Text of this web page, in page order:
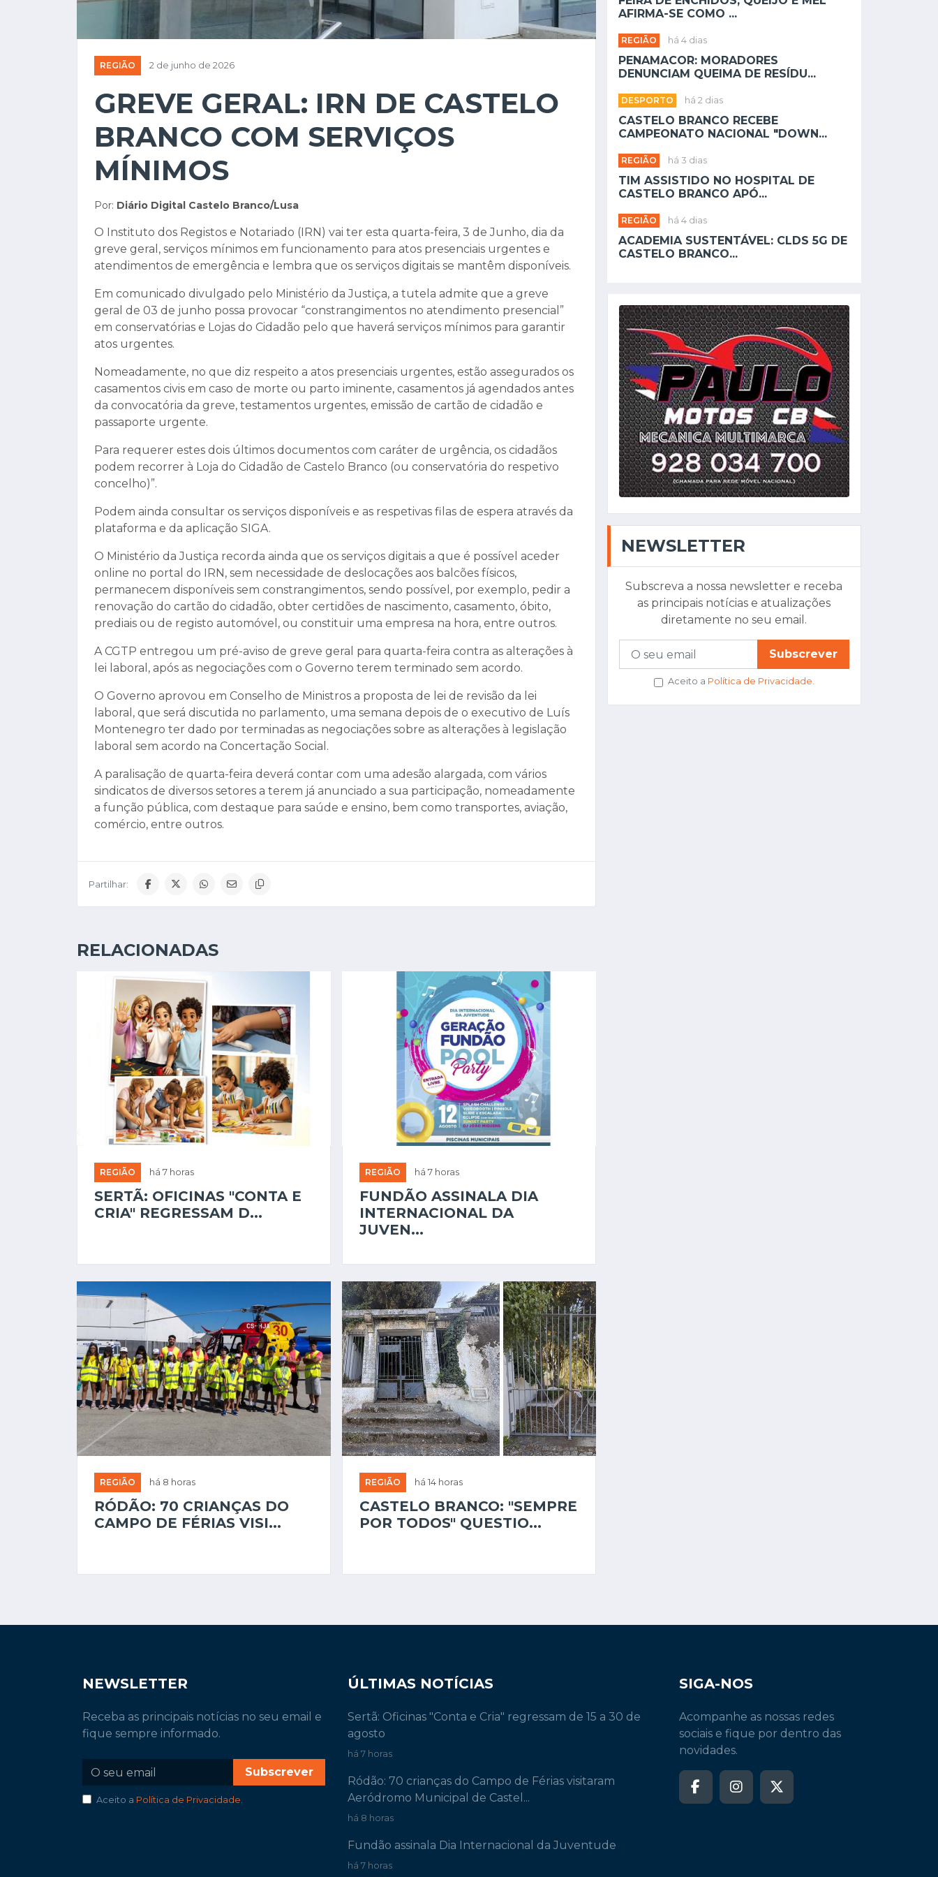
REGIÃO 2 de junho de 2026
GREVE GERAL: IRN DE CASTELO
BRANCO COM SERVIÇOS
MÍNIMOS
Por: Diário Digital Castelo Branco/Lusa
O Instituto dos Registos e Notariado (IRN) vai ter esta quarta-feira, 3 de Junho, dia da
greve geral, serviços mínimos em funcionamento para atos presenciais urgentes e
atendimentos de emergência e lembra que os serviços digitais se mantêm disponíveis.
Em comunicado divulgado pelo Ministério da Justiça, a tutela admite que a greve
geral de 03 de junho possa provocar “constrangimentos no atendimento presencial”
em conservatórias e Lojas do Cidadão pelo que haverá serviços mínimos para garantir
atos urgentes.
Nomeadamente, no que diz respeito a atos presenciais urgentes, estão assegurados os
casamentos civis em caso de morte ou parto iminente, casamentos já agendados antes
da convocatória da greve, testamentos urgentes, emissão de cartão de cidadão e
passaporte urgente.
Para requerer estes dois últimos documentos com caráter de urgência, os cidadãos
podem recorrer à Loja do Cidadão de Castelo Branco (ou conservatória do respetivo
concelho)”.
Podem ainda consultar os serviços disponíveis e as respetivas filas de espera através da
plataforma e da aplicação SIGA.
O Ministério da Justiça recorda ainda que os serviços digitais a que é possível aceder
online no portal do IRN, sem necessidade de deslocações aos balcões físicos,
permanecem disponíveis sem constrangimentos, sendo possível, por exemplo, pedir a
renovação do cartão do cidadão, obter certidões de nascimento, casamento, óbito,
prediais ou de registo automóvel, ou constituir uma empresa na hora, entre outros.
A CGTP entregou um pré-aviso de greve geral para quarta-feira contra as alterações à
lei laboral, após as negociações com o Governo terem terminado sem acordo.
O Governo aprovou em Conselho de Ministros a proposta de lei de revisão da lei
laboral, que será discutida no parlamento, uma semana depois de o executivo de Luís
Montenegro ter dado por terminadas as negociações sobre as alterações à legislação
laboral sem acordo na Concertação Social.
A paralisação de quarta-feira deverá contar com uma adesão alargada, com vários
sindicatos de diversos setores a terem já anunciado a sua participação, nomeadamente
a função pública, com destaque para saúde e ensino, bem como transportes, aviação,
comércio, entre outros.
Partilhar:
RELACIONADAS
REGIÃO há 7 horas
SERTÃ: OFICINAS "CONTA E
CRIA" REGRESSAM D...
REGIÃO há 7 horas
FUNDÃO ASSINALA DIA
INTERNACIONAL DA
JUVEN...
REGIÃO há 8 horas
RÓDÃO: 70 CRIANÇAS DO
CAMPO DE FÉRIAS VISI...
REGIÃO há 14 horas
CASTELO BRANCO: "SEMPRE
POR TODOS" QUESTIO...
AFIRMA-SE COMO ...
REGIÃO há 4 dias
PENAMACOR: MORADORES
DENUNCIAM QUEIMA DE RESÍDU...
DESPORTO há 2 dias
CASTELO BRANCO RECEBE
CAMPEONATO NACIONAL "DOWN...
REGIÃO há 3 dias
TIM ASSISTIDO NO HOSPITAL DE
CASTELO BRANCO APÓ...
REGIÃO há 4 dias
ACADEMIA SUSTENTÁVEL: CLDS 5G DE
CASTELO BRANCO...
NEWSLETTER
Subscreva a nossa newsletter e receba
as principais notícias e atualizações
diretamente no seu email.
Subscrever
Aceito a Política de Privacidade.
NEWSLETTER
Receba as principais notícias no seu email e
fique sempre informado.
Subscrever
Aceito a Política de Privacidade.
ÚLTIMAS NOTÍCIAS
Sertã: Oficinas "Conta e Cria" regressam de 15 a 30 de
agosto
há 7 horas
Ródão: 70 crianças do Campo de Férias visitaram
Aeródromo Municipal de Castel...
há 8 horas
Fundão assinala Dia Internacional da Juventude
há 7 horas
SIGA-NOS
Acompanhe as nossas redes
sociais e fique por dentro das
novidades.